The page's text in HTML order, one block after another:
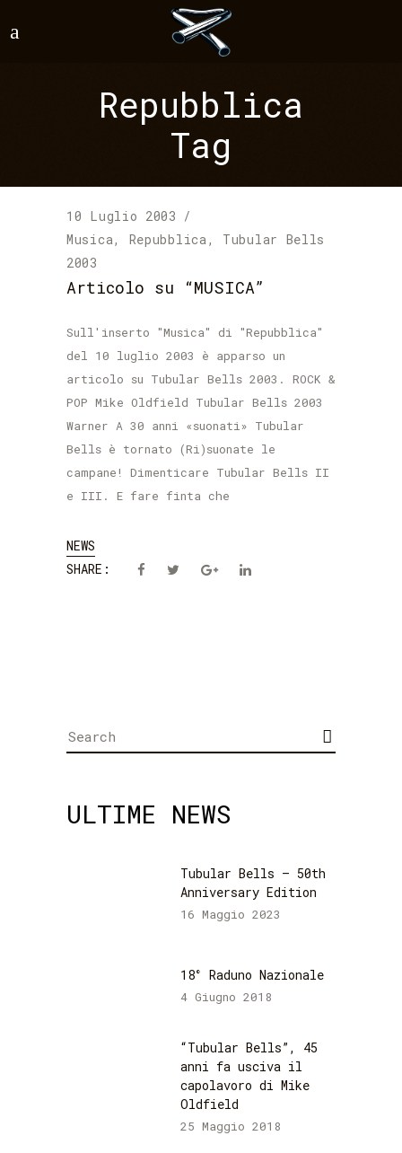
Repubblica
Tag
10 Luglio 2003
Musica, Repubblica, Tubular Bells
2003
Articolo su “MUSICA”
Sull'inserto "Musica" di "Repubblica"
del 10 luglio 2003 è apparso un
articolo su Tubular Bells 2003. ROCK &
POP Mike Oldfield Tubular Bells 2003
Warner A 30 anni «suonati» Tubular
Bells è tornato (Ri)suonate le
campane! Dimenticare Tubular Bells II
e III. E fare finta che
NEWS
SHARE:
Search
for:
ULTIME NEWS
Tubular Bells – 50th
Anniversary Edition
16 Maggio 2023
18° Raduno Nazionale
4 Giugno 2018
“Tubular Bells”, 45
anni fa usciva il
capolavoro di Mike
Oldfield
25 Maggio 2018